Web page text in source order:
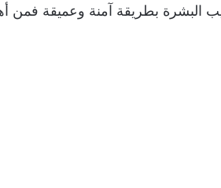
البشرة بطريقة آمنة وعميقة فمن